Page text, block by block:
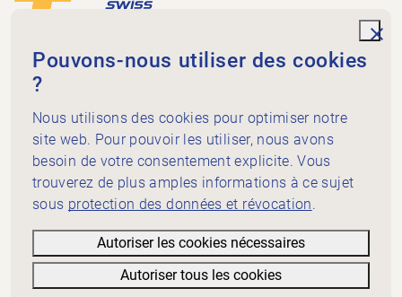
Physioswiss
Dammweg 3
3013 Bern
+41 58 255 36 00
info@physioswiss.ch
Médias sociaux
Important
Connaissances
Prestations
A propos de Physioswiss
Pouvons-nous utiliser des cookies
?
Nous utilisons des cookies pour optimiser notre
site web. Pour pouvoir les utiliser, nous avons
besoin de votre consentement explicite. Vous
trouverez de plus amples informations à ce sujet
sous protection des données et révocation.
Autoriser les cookies nécessaires
Autoriser tous les cookies